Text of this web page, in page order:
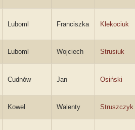
Luboml Franciszka Klekociuk
Luboml Wojciech Strusiuk
Cudnów Jan Osiński
Kowel Walenty Struszczyk